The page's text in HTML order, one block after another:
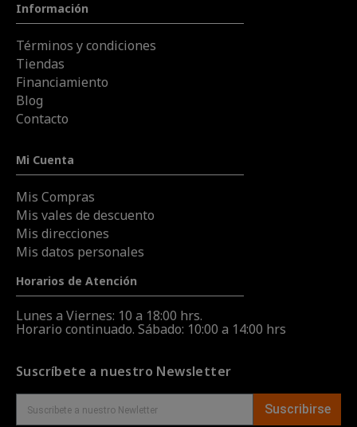
Información
Términos y condiciones
Tiendas
Financiamiento
Blog
Contacto
Mi Cuenta
Mis Compras
Mis vales de descuento
Mis direcciones
Mis datos personales
Horarios de Atención
Lunes a Viernes: 10 a 18:00 hrs.
Horario continuado. Sábado: 10:00 a 14:00 hrs
Suscríbete a nuestro Newsletter
Suscribirse